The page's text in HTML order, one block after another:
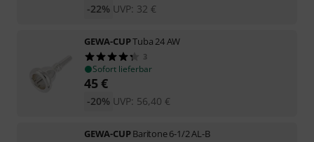
UVP: 32 €
-22%
GEWA-CUPTuba 24 AW
3
Sofort lieferbar
45€
UVP: 56,40 €
-20%
GEWA-CUPBaritone 6-1/2 AL-B